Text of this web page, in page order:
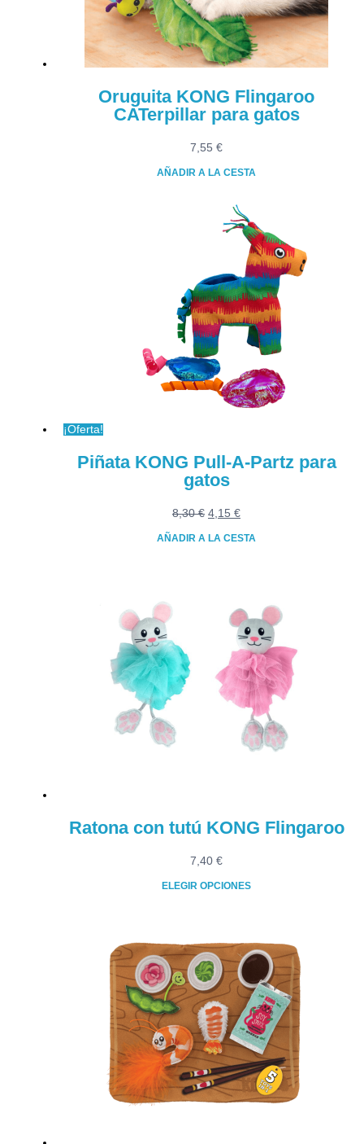
Oruguita KONG Flingaroo
CATerpillar para gatos
7,55 €
AÑADIR A LA CESTA
¡Oferta!
Piñata KONG Pull-A-Partz para
gatos
8,30€ El
4,15 €El
AÑADIR A LA CESTA
Ratona con tutú KONG Flingaroo
7,40 €
ELEGIR OPCIONES
tiene
múltiples
variantes.
Las
opciones
se
pueden
elegir
en
la